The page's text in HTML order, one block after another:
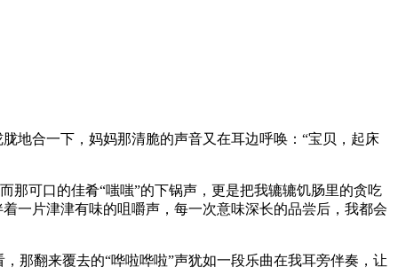
地合一下，妈妈那清脆的声音又在耳边呼唤：“宝贝，起床
那可口的佳肴“嗤嗤”的下锅声，更是把我辘辘饥肠里的贪吃
片津津有味的咀嚼声，每一次意味深长的品尝后，我都会
那翻来覆去的“哗啦哗啦”声犹如一段乐曲在我耳旁伴奏，让